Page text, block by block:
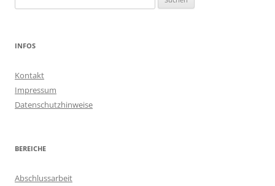
nach:
INFOS
Kontakt
Impressum
Datenschutzhinweise
BEREICHE
Abschlussarbeit